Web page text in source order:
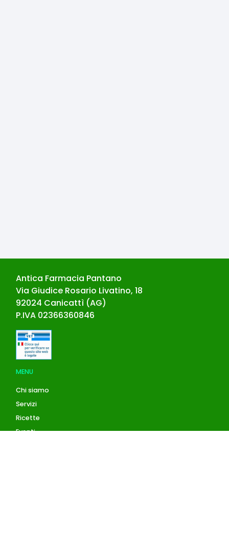
Antica Farmacia Pantano
Via Giudice Rosario Livatino, 18
92024 Canicattì (AG)
P.IVA 02366360846
MENU
Chi siamo
Servizi
Ricette
Eventi